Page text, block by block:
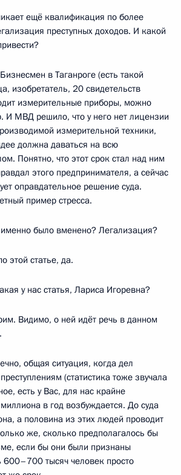
ещё квалификация по более
преступных доходов. И какой
в Таганроге (есть такой
изобретатель, 20 свидетельств
измерительные приборы, можно
И МВД решило, что у него нет лицензии
измерительной техники,
должна даваться на всю
Понятно, что этот срок стал над ним
этого предпринимателя, а сейчас
оправдательное решение суда.
пример стресса.
именно было вменено? Легализация?
этой статье, да.
у нас статья, Лариса Игоревна?
Видимо, о ней идёт речь в данном
общая ситуация, когда дел
(статистика тоже звучала
есть у Вас, для нас крайне
миллиона в год возбуждается. До суда
а половина из этих людей проводит
же, сколько предполагалось бы
если бы они были признаны
600–700 тысяч человек просто